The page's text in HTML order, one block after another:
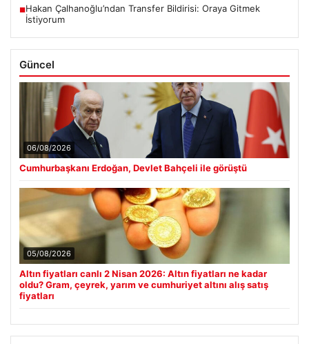
■Hakan Çalhanoğlu’ndan Transfer Bildirisi: Oraya Gitmek
İstiyorum
Güncel
06/08/2026
Cumhurbaşkanı Erdoğan, Devlet Bahçeli ile görüştü
05/08/2026
Altın fiyatları canlı 2 Nisan 2026: Altın fiyatları ne kadar
oldu? Gram, çeyrek, yarım ve cumhuriyet altını alış satış
fiyatları